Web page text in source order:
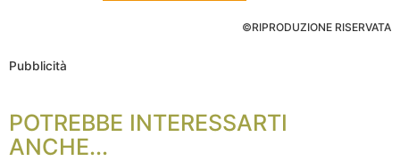
©RIPRODUZIONE RISERVATA
Pubblicità
POTREBBE INTERESSARTI
ANCHE...